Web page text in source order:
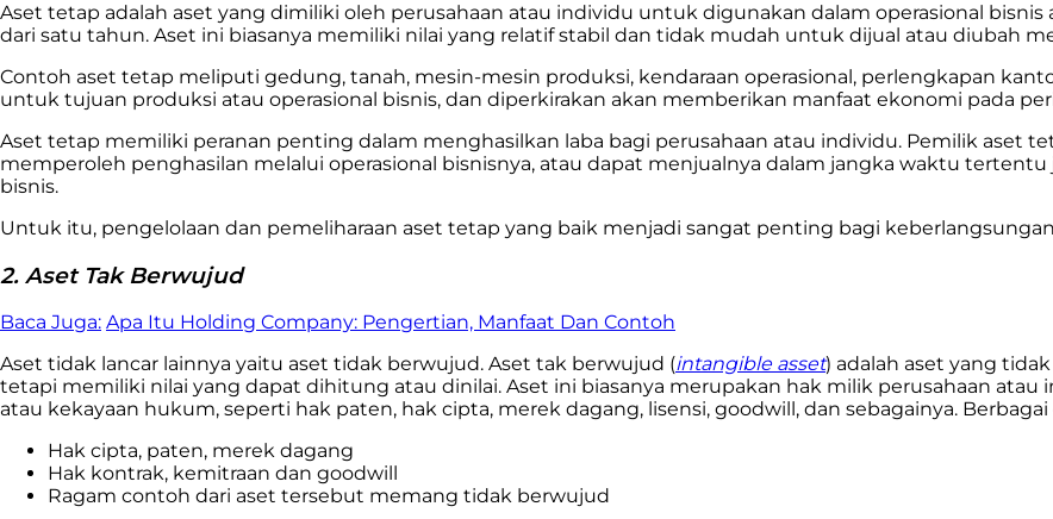
Aset tetap adalah aset yang dimiliki oleh perusahaan atau individu untuk digunakan dalam operasional
dari satu tahun. Aset ini biasanya memiliki nilai yang relatif stabil dan tidak mudah untuk dijual atau diubah
Contoh aset tetap meliputi gedung, tanah, mesin-mesin produksi, kendaraan operasional, perlengkapan
untuk tujuan produksi atau operasional bisnis, dan diperkirakan akan memberikan manfaat ekonomi pada
Aset tetap memiliki peranan penting dalam menghasilkan laba bagi perusahaan atau individu. Pemilik aset
memperoleh penghasilan melalui operasional bisnisnya, atau dapat menjualnya dalam jangka waktu
bisnis.
Untuk itu, pengelolaan dan pemeliharaan aset tetap yang baik menjadi sangat penting bagi
2. Aset Tak Berwujud
Baca Juga: Apa Itu Holding Company: Pengertian, Manfaat Dan Contoh
Aset tidak lancar lainnya yaitu aset tidak berwujud. Aset tak berwujud (intangible asset) adalah aset yang
tetapi memiliki nilai yang dapat dihitung atau dinilai. Aset ini biasanya merupakan hak milik perusahaan
atau kekayaan hukum, seperti hak paten, hak cipta, merek dagang, lisensi, goodwill, dan sebagainya.
Hak cipta, paten, merek dagang
Hak kontrak, kemitraan dan goodwill
Ragam contoh dari aset tersebut memang tidak berwujud